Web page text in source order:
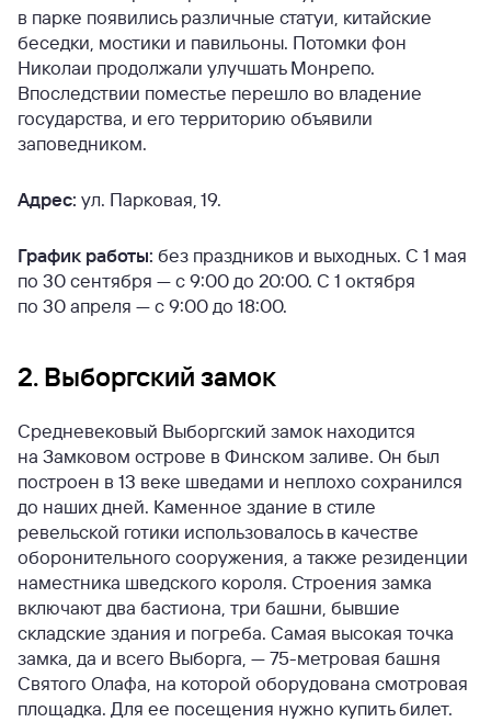
в парке появились различные статуи, китайские
беседки, мостики и павильоны. Потомки фон
Николаи продолжали улучшать Монрепо.
Впоследствии поместье перешло во владение
государства, и его территорию объявили
заповедником.
Адрес: ул. Парковая, 19.
График работы: без праздников и выходных. С 1 мая
по 30 сентября — с 9:00 до 20:00. С 1 октября
по 30 апреля — с 9:00 до 18:00.
2. Выборгский замок
Средневековый Выборгский замок находится
на Замковом острове в Финском заливе. Он был
построен в 13 веке шведами и неплохо сохранился
до наших дней. Каменное здание в стиле
ревельской готики использовалось в качестве
оборонительного сооружения, а также резиденции
наместника шведского короля. Строения замка
включают два бастиона, три башни, бывшие
складские здания и погреба. Самая высокая точка
замка, да и всего Выборга, — 75-метровая башня
Святого Олафа, на которой оборудована смотровая
площадка. Для ее посещения нужно купить билет.